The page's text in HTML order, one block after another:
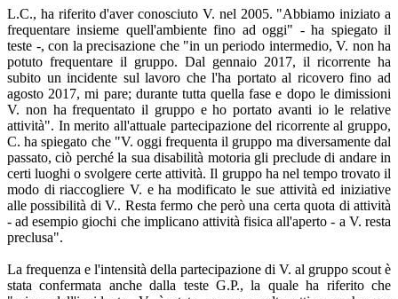
L.C., ha riferito d'aver conosciuto V. nel 2005. "Abbiamo iniziato a
frequentare insieme quell'ambiente fino ad oggi" - ha spiegato il
teste -, con la precisazione che "in un periodo intermedio, V. non ha
potuto frequentare il gruppo. Dal gennaio 2017, il ricorrente ha
subito un incidente sul lavoro che l'ha portato al ricovero fino ad
agosto 2017, mi pare; durante tutta quella fase e dopo le dimissioni
V. non ha frequentato il gruppo e ho portato avanti io le relative
attività". In merito all'attuale partecipazione del ricorrente al gruppo,
C. ha spiegato che "V. oggi frequenta il gruppo ma diversamente dal
passato, ciò perché la sua disabilità motoria gli preclude di andare in
certi luoghi o svolgere certe attività. Il gruppo ha nel tempo trovato il
modo di riaccogliere V. e ha modificato le sue attività ed iniziative
alle possibilità di V.. Resta fermo che però una certa quota di attività
- ad esempio giochi che implicano attività fisica all'aperto - a V. resta
preclusa".
La frequenza e l'intensità della partecipazione di V. al gruppo scout è
stata confermata anche dalla teste G.P., la quale ha riferito che